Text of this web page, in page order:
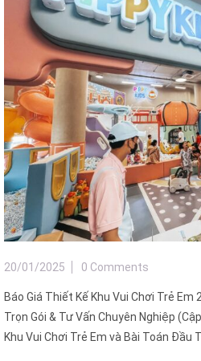
20/01/2025 0 Comments
Báo Giá Thiết Kế Khu Vui Chơi Trẻ Em
Trọn Gói & Tư Vấn Chuyên Nghiệp
Khu Vui Chơi Trẻ Em và Bài Toán Đầu